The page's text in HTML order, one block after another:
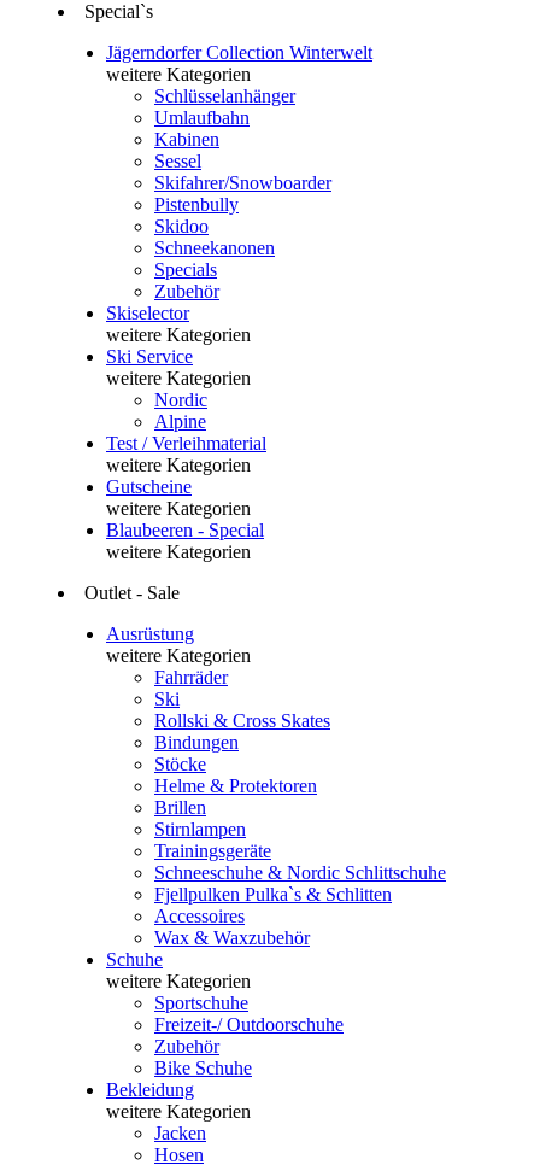
Special`s
Jägerndorfer Collection Winterwelt
weitere Kategorien
Schlüsselanhänger
Umlaufbahn
Kabinen
Sessel
Skifahrer/Snowboarder
Pistenbully
Skidoo
Schneekanonen
Specials
Zubehör
Skiselector
weitere Kategorien
Ski Service
weitere Kategorien
Nordic
Alpine
Test / Verleihmaterial
weitere Kategorien
Gutscheine
weitere Kategorien
Blaubeeren - Special
weitere Kategorien
Outlet - Sale
Ausrüstung
weitere Kategorien
Fahrräder
Ski
Rollski & Cross Skates
Bindungen
Stöcke
Helme & Protektoren
Brillen
Stirnlampen
Trainingsgeräte
Schneeschuhe & Nordic Schlittschuhe
Fjellpulken Pulka`s & Schlitten
Accessoires
Wax & Waxzubehör
Schuhe
weitere Kategorien
Sportschuhe
Freizeit-/ Outdoorschuhe
Zubehör
Bike Schuhe
Bekleidung
weitere Kategorien
Jacken
Hosen